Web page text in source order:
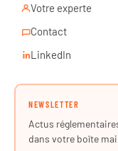
Votre experte
Contact
LinkedIn
NEWSLETTER
Actus
dans votre boîte